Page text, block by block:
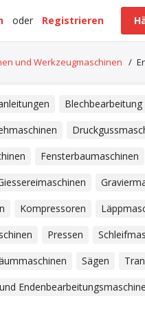
Registrieren
oder
und Werkzeugmaschinen /
Blechbearbeitung
Fensterbaumaschinen
Kompressoren
Pressen
Sägen